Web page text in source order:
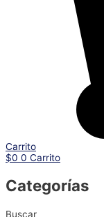
Carrito
$0 0 Carrito
Categorías
Buscar